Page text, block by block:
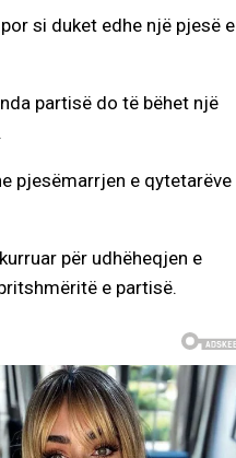
si duket edhe një pjesë e
partisë do të bëhet një
pjesëmarrjen e qytetarëve
për udhëheqjen e
e partisë.